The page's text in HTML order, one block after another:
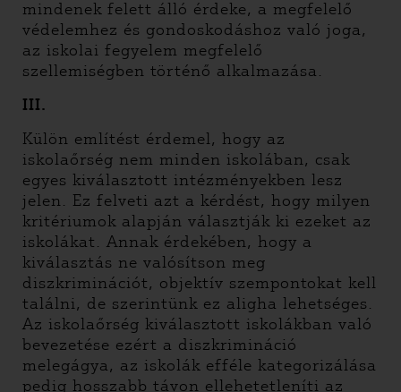
mindenek felett álló érdeke, a megfelelő
védelemhez és gondoskodáshoz való joga,
az iskolai fegyelem megfelelő
szellemiségben történő alkalmazása.
III.
Külön említést érdemel, hogy az
iskolaőrség nem minden iskolában, csak
egyes kiválasztott intézményekben lesz
jelen. Ez felveti azt a kérdést, hogy milyen
kritériumok alapján választják ki ezeket az
iskolákat. Annak érdekében, hogy a
kiválasztás ne valósítson meg
diszkriminációt, objektív szempontokat kell
találni, de szerintünk ez aligha lehetséges.
Az iskolaőrség kiválasztott iskolákban való
bevezetése ezért a diszkrimináció
melegágya, az iskolák efféle kategorizálása
pedig hosszabb távon ellehetetleníti az